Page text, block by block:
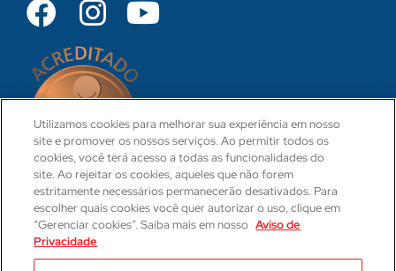
CRM 31-PR
Utilizamos cookies para melhorar sua experiência em nosso
site e promover os nossos serviços. Ao permitir todos os
cookies, você terá acesso a todas as funcionalidades do
site. Ao rejeitar os cookies, aqueles que não forem
estritamente necessários permanecerão desativados. Para
escolher quais cookies você quer autorizar o uso, clique em
“Gerenciar cookies”. Saiba mais em nosso Aviso de
Privacidade